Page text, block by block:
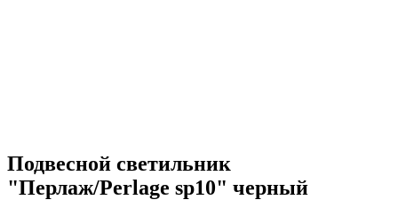
Подвесной светильник
"Перлаж/Perlage sp10" черный